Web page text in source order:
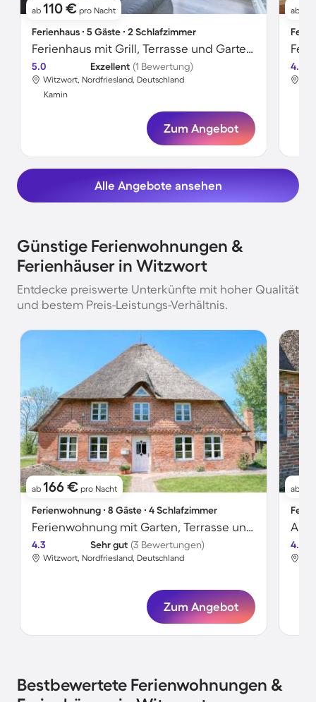
ab 110 € pro Nacht
Ferienhaus ∙ 5 Gäste ∙ 2 Schlafzimmer
Ferienhaus mit Grill, Terrasse und Garten | Panoramablick
5.0 Exzellent (1 Bewertung)
Witzwort, Nordfriesland, Deutschland
Kamin
Zum Angebot
ab
4.7
Alle Angebote ansehen
Günstige Ferienwohnungen &
Ferienhäuser in Witzwort
Entdecke preiswerte Unterkünfte mit hoher Qualität
und bestem Preis-Leistungs-Verhältnis.
ab 166 € pro Nacht
Ferienwohnung ∙ 8 Gäste ∙ 4 Schlafzimmer
Ferienwohnung mit Garten, Terrasse und Grill | Panoramablick | Ideal für Homeoffice
4.3 Sehr gut (3 Bewertungen)
Witzwort, Nordfriesland, Deutschland
Zum Angebot
ab
4.0
Bestbewertete Ferienwohnungen &